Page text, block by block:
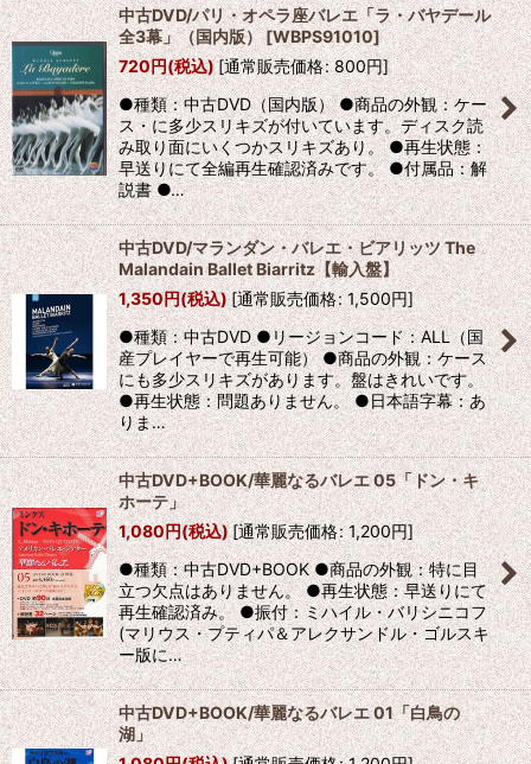
中古DVD/パリ・オペラ座バレエ「ラ・バヤデール
全3幕」（国内版）[WBPS91010]
720円(税込)[通常販売価格: 800円]
●種類：中古DVD（国内版） ●商品の外観：ケー
ス・に多少スリキズが付いています。ディスク読
み取り面にいくつかスリキズあり。 ●再生状態：
早送りにて全編再生確認済みです。 ●付属品：解
説書 ●…
中古DVD/マランダン・バレエ・ビアリッツ The
Malandain Ballet Biarritz【輸入盤】
1,350円(税込) [通常販売価格: 1,500円]
●種類：中古DVD ●リージョンコード：ALL（国
産プレイヤーで再生可能） ●商品の外観：ケース
にも多少スリキズがあります。盤はきれいです。
●再生状態：問題ありません。 ●日本語字幕：あ
りま…
中古DVD+BOOK/華麗なるバレエ 05「ドン・キ
ホーテ」
1,080円(税込)[通常販売価格: 1,200円]
●種類：中古DVD+BOOK ●商品の外観：特に目
立つ欠点はありません。 ●再生状態：早送りにて
再生確認済み。 ●振付：ミハイル・バリシニコフ
(マリウス・プティパ＆アレクサンドル・ゴルスキ
ー版に…
中古DVD+BOOK/華麗なるバレエ 01「白鳥の
湖」